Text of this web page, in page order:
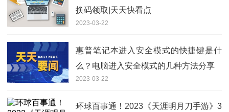
换码领取|天天快看点
2023-03-22
惠普笔记本进入安全模式的快捷键是什
么？电脑进入安全模式的几种方法分享
2023-03-22
环球百事通！2023《天涯明月刀手游》3